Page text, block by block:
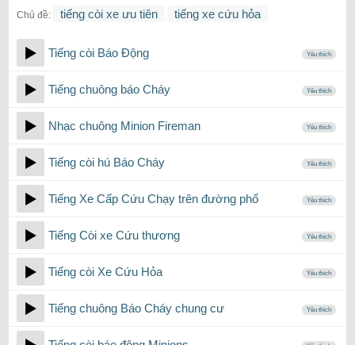
Chủ đề: tiếng còi xe ưu tiên tiếng xe cứu hỏa
Tiếng còi Báo Động Yêu thích
Tiếng chuông báo Cháy Yêu thích
Nhạc chuông Minion Fireman Yêu thích
Tiếng còi hú Báo Cháy Yêu thích
Tiếng Xe Cấp Cứu Chạy trên đường phố Yêu thích
Tiếng Còi xe Cứu thương Yêu thích
Tiếng còi Xe Cứu Hỏa Yêu thích
Tiếng chuông Báo Cháy chung cư Yêu thích